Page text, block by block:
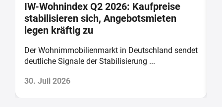
IW-Wohnindex Q2 2026: Kaufpreise
stabilisieren sich, Angebotsmieten
legen kräftig zu
Der Wohnimmobilienmarkt in Deutschland sendet
deutliche Signale der Stabilisierung ...
30. Juli 2026